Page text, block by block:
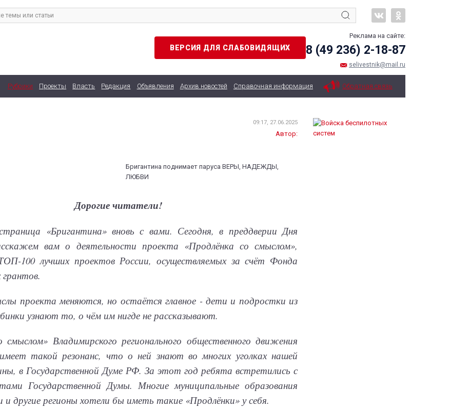
ВЕРСИЯ ДЛЯ СЛАБОВИДЯЩИХ
Реклама на сайте:
8 (49 236) 2-18-87
selivestnik@mail.ru
Рубрики Проекты Власть Редакция Объявления Архив новостей Справочная информация Обратная связь
09:17, 27.06.2025
Автор:
Бригантина поднимает паруса ВЕРЫ, НАДЕЖДЫ,
ЛЮБВИ
Дорогие читатели!
«Бригантина» вновь с вами. Сегодня, в преддверии Дня
вам о деятельности проекта «Продлёнка со смыслом»,
100 лучших проектов России, осуществляемых за счёт Фонда
грантов.
проекта меняются, но остаётся главное - дети и подростки из
узнают то, о чём им нигде не рассказывают.
смыслом» Владимирского регионального общественного движения
такой резонанс, что о ней знают во многих уголках нашей
в Государственной Думе РФ. За этот год ребята встретились с
Государственной Думы. Многие муниципальные образования
другие регионы хотели бы иметь такие «Продлёнки» у себя.